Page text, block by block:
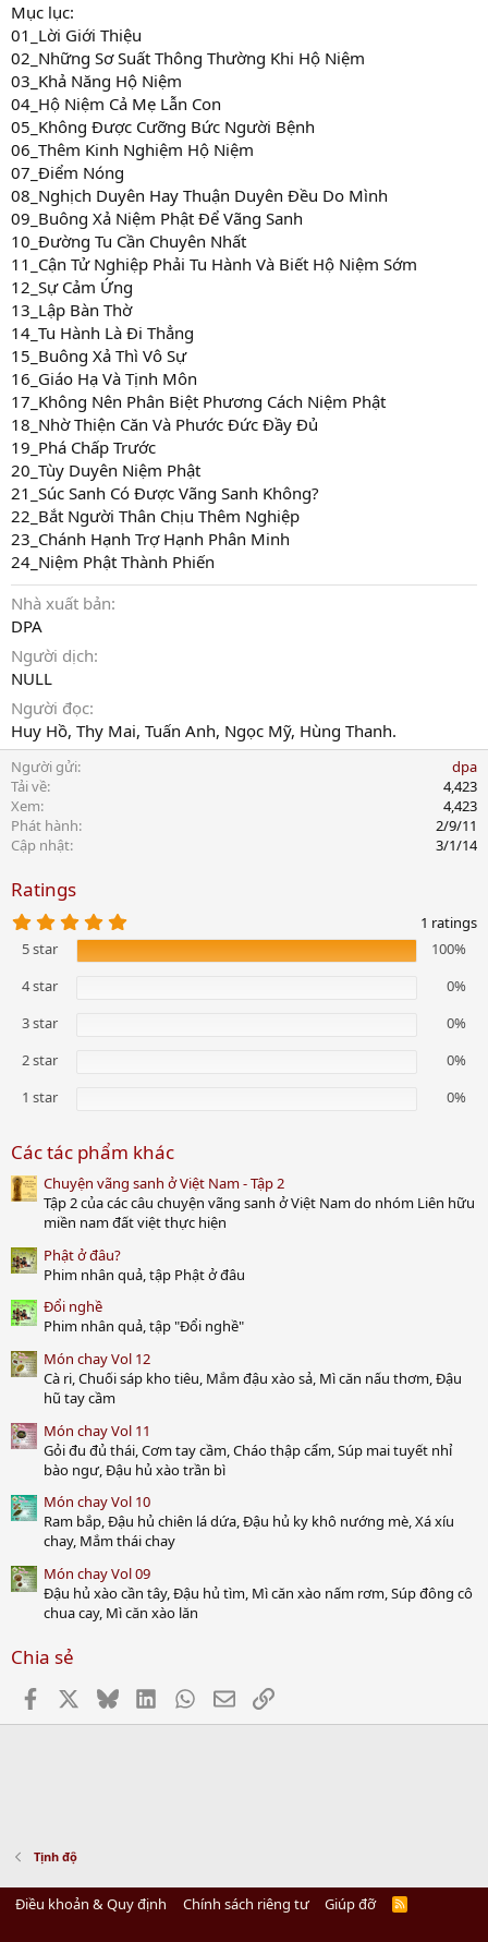
Mục lục:
01_Lời Giới Thiệu
02_Những Sơ Suất Thông Thường Khi Hộ Niệm
03_Khả Năng Hộ Niệm
04_Hộ Niệm Cả Mẹ Lẫn Con
05_Không Được Cưỡng Bức Người Bệnh
06_Thêm Kinh Nghiệm Hộ Niệm
07_Điểm Nóng
08_Nghịch Duyên Hay Thuận Duyên Đều Do Mình
09_Buông Xả Niệm Phật Để Vãng Sanh
10_Đường Tu Cần Chuyên Nhất
11_Cận Tử Nghiệp Phải Tu Hành Và Biết Hộ Niệm Sớm
12_Sự Cảm Ứng
13_Lập Bàn Thờ
14_Tu Hành Là Đi Thẳng
15_Buông Xả Thì Vô Sự
16_Giáo Hạ Và Tịnh Môn
17_Không Nên Phân Biệt Phương Cách Niệm Phật
18_Nhờ Thiện Căn Và Phước Đức Đầy Đủ
19_Phá Chấp Trước
20_Tùy Duyên Niệm Phật
21_Súc Sanh Có Được Vãng Sanh Không?
22_Bắt Người Thân Chịu Thêm Nghiệp
23_Chánh Hạnh Trợ Hạnh Phân Minh
24_Niệm Phật Thành Phiến
Nhà xuất bản
DPA
Người dịch
NULL
Người đọc
Huy Hồ, Thy Mai, Tuấn Anh, Ngọc Mỹ, Hùng Thanh.
Người gửi
dpa
Tải về
4,423
Xem
4,423
Phát hành
2/9/11
Cập nhật
3/1/14
Ratings
.
0
0
1 ratings
5 star
100%
4 star
0%
3 star
0%
2 star
0%
1 star
0%
Các tác phẩm khác
Chuyện vãng sanh ở Việt Nam - Tập 2
Tập 2 của các câu chuyện vãng sanh ở Việt Nam do nhóm Liên hữu
miền nam đất việt thực hiện
Phật ở đâu?
Phim nhân quả, tập Phật ở đâu
Đổi nghề
Phim nhân quả, tập "Đổi nghề"
Món chay Vol 12
Cà ri, Chuối sáp kho tiêu, Mắm đậu xào sả, Mì căn nấu thơm, Đậu
hũ tay cầm
Món chay Vol 11
Gỏi đu đủ thái, Cơm tay cầm, Cháo thập cẩm, Súp mai tuyết nhỉ
bào ngư, Đậu hủ xào trần bì
Món chay Vol 10
Ram bắp, Đậu hủ chiên lá dứa, Đậu hủ ky khô nướng mè, Xá xíu
chay, Mắm thái chay
Món chay Vol 09
Đậu hủ xào cần tây, Đậu hủ tìm, Mì căn xào nấm rơm, Súp đông cô
chua cay, Mì căn xào lăn
Chia sẻ
Facebook BlueskyLinkedInWhatsApp
EmailLink
Tịnh độ
Điều khoản & Quy định Chính sách riêng tư Giúp đỡ
R